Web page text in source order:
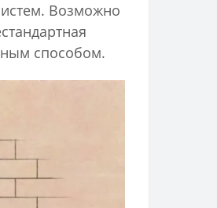
Возможно
способом.